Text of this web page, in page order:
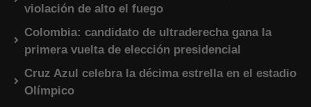
violación de alto el fuego
Colombia: candidato de ultraderecha gana la
primera vuelta de elección presidencial
Cruz Azul celebra la décima estrella en el estadio
Olímpico